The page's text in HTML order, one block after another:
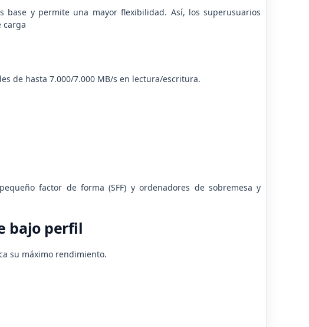
base y permite una mayor flexibilidad. Así, los superusuarios
carga
de hasta 7.000/7.000 MB/s en lectura/escritura.
factor de forma (SFF) y ordenadores de sobremesa y
bajo perfil
su máximo rendimiento.